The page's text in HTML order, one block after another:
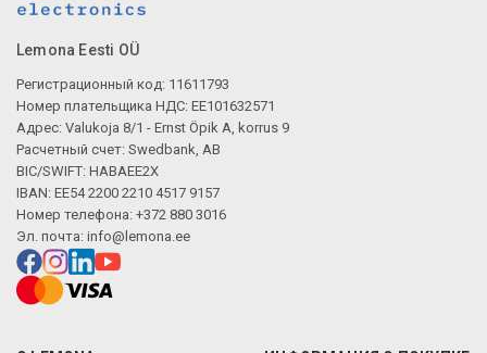
Lemona Eesti OÜ
Регистрационный код: 11611793
Номер плательщика НДС: EE101632571
Адрес: Valukoja 8/1 - Ernst Öpik A, korrus 9
Расчетный счет: Swedbank, AB
BIC/SWIFT: HABAEE2X
IBAN: EE54 2200 2210 4517 9157
Номер телефона: +372 880 3016
Эл. почта: info@lemona.ee